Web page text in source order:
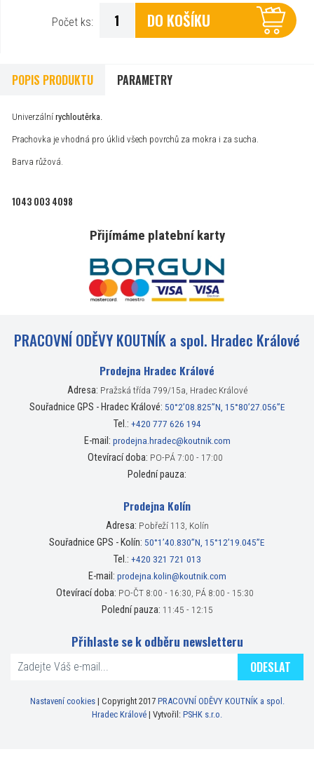
Počet ks: DO KOŠÍKU
POPIS PRODUKTU PARAMETRY
Univerzální rychloutěrka.
Prachovka je vhodná pro úklid všech povrchů za mokra i za sucha.
Barva růžová.
1043 003 4098
Přijímáme platební karty
PRACOVNÍ ODĚVY KOUTNÍK a spol. Hradec Králové
Prodejna Hradec Králové
Adresa: Pražská třída 799/15a, Hradec Králové
Souřadnice GPS - Hradec Králové: 50°2’08.825”N, 15°80’27.056”E
Tel.: +420 777 626 194
E-mail: prodejna.hradec@koutnik.com
Otevírací doba: PO-PÁ 7:00 - 17:00
Polední pauza:
Prodejna Kolín
Adresa: Pobřeží 113, Kolín
Souřadnice GPS - Kolín: 50°1’40.830”N, 15°12’19.045”E
Tel.: +420 321 721 013
E-mail: prodejna.kolin@koutnik.com
Otevírací doba: PO-ČT 8:00 - 16:30, PÁ 8:00 - 15:30
Polední pauza: 11:45 - 12:15
Přihlaste se k odběru newsletteru
ODESLAT
Nastavení cookies| Copyright 2017 PRACOVNÍ ODĚVY KOUTNÍK a spol.
Hradec Králové | Vytvořil: PSHK s.r.o.